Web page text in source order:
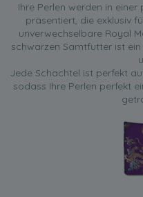
Ihre Perlen werden in
präsentiert, die exklusiv
unverwechselbare Royal
schwarzen Samtfutter ist
Jede Schachtel ist perfekt
sodass Ihre Perlen perfekt